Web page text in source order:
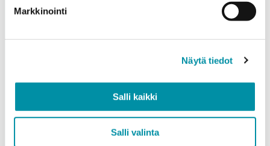
Markkinointi
Näytä tiedot
Salli kaikki
Salli valinta